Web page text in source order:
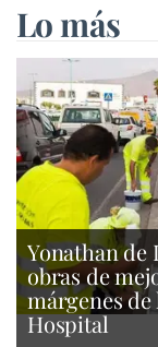
Lo más
Yonathan de
obras de
márgenes
Hospital